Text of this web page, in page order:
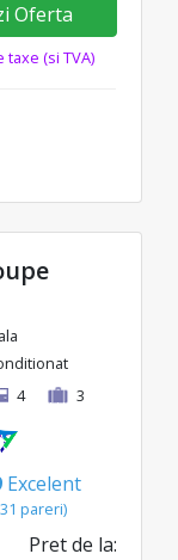
Oferta
taxe (si TVA)
4 3
Excelent
pareri)
Pret de la: